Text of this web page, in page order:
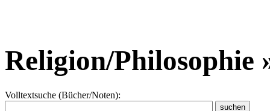
Religion/Philosophie
Volltextsuche (Bücher/Noten):